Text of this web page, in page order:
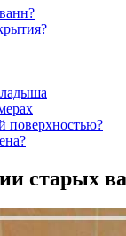
поверхностью?
старых